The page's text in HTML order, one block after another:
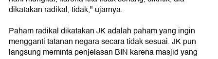
dikatakan radikal, tidak," ujarnya.
Paham radikal dikatakan JK adalah paham yang ingin
mengganti tatanan negara secara tidak sesuai. JK pun
langsung meminta penjelasan BIN karena masjid yang